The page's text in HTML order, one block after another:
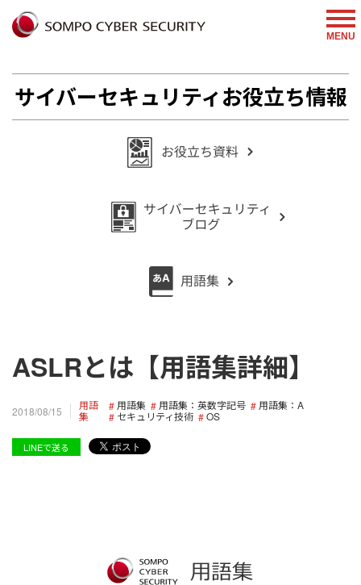
MENU
サイバーセキュリティお役立ち情報
ASLRとは【用語集詳細】
2018/08/15
用語
集
用語集 用語集：英数字記号
用語集：A
セキュリティ技術
OS
LINEで送る